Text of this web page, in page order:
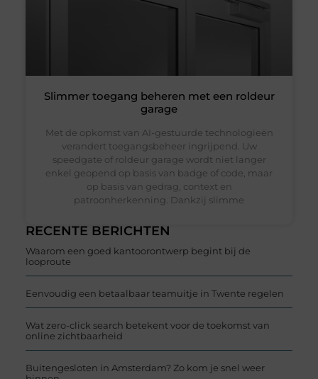
RECENTE BERICHTEN
Waarom een goed kantoorontwerp begint bij de
looproute
Eenvoudig een betaalbaar teamuitje in Twente regelen
Wat zero-click search betekent voor de toekomst van
online zichtbaarheid
Buitengesloten in Amsterdam? Zo kom je snel weer
Slimmer toegang beheren met een roldeur
garage
Met de opkomst van AI-gestuurde technologieën
verandert toegangsbeheer ingrijpend. Uw
speedgate of roldeur garage wordt niet langer
enkel geopend op basis van badge of code, maar
op basis van gedrag, context en
patroonherkenning. Dankzij slimme